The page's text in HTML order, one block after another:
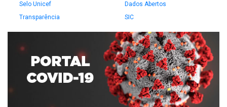
Selo Unicef
Dados Abertos
Transparência
SIC